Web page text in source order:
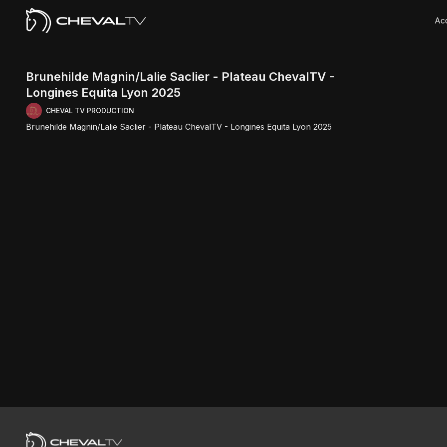
Brunehilde Magnin/Lalie Saclier - Plateau ChevalTV -
Longines Equita Lyon 2025
CHEVAL TV PRODUCTION
Brunehilde Magnin/Lalie Saclier - Plateau ChevalTV - Longines Equita Lyon 2025